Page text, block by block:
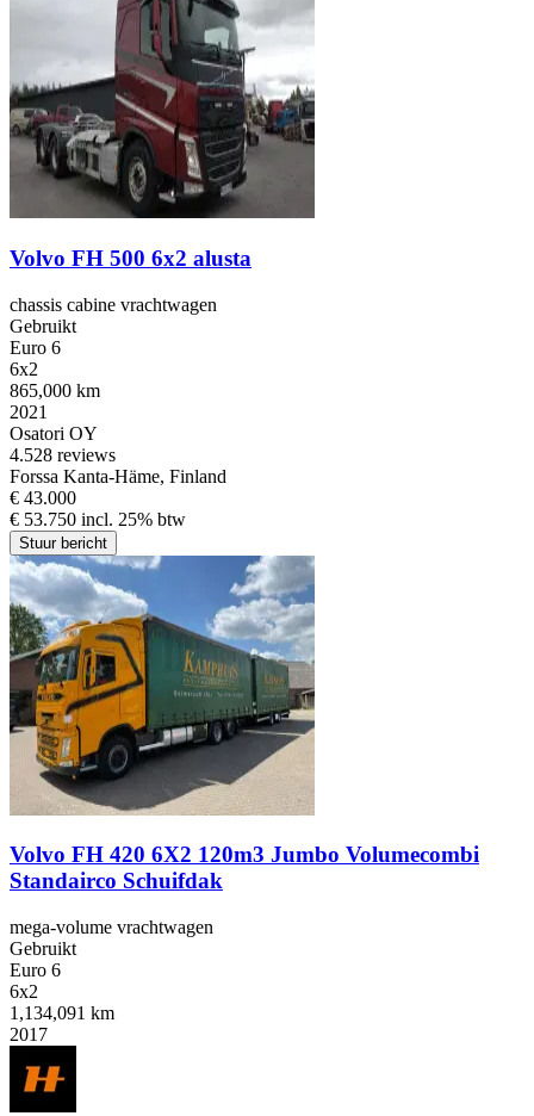
Volvo FH 500 6x2 alusta
chassis cabine vrachtwagen
Gebruikt
Euro 6
6x2
865,000 km
2021
Osatori OY
4.528 reviews
Forssa Kanta-Häme, Finland
€ 43.000
€ 53.750 incl. 25% btw
Stuur bericht
Volvo FH 420 6X2 120m3 Jumbo Volumecombi
Standairco Schuifdak
mega-volume vrachtwagen
Gebruikt
Euro 6
6x2
1,134,091 km
2017